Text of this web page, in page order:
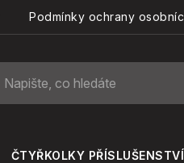
Podmínky ochrany
ČTYŘKOLKY PŘÍSLUŠENSTVÍ